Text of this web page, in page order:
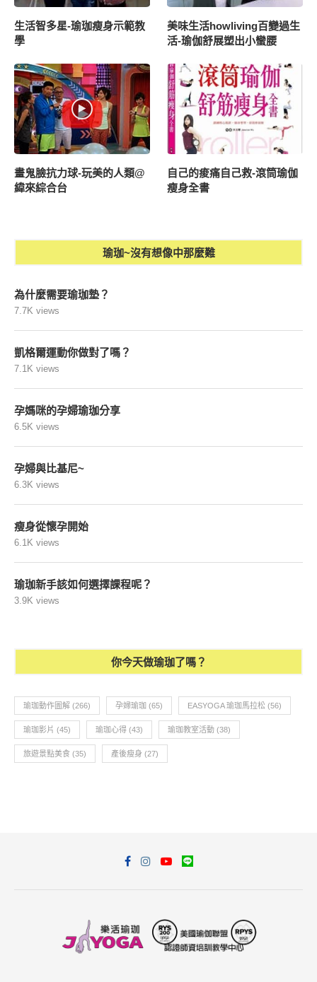
生活智多星-瑜珈瘦身示範教
學
美味生活howliving百變過生
活-瑜伽舒展塑出小蠻腰
畫鬼臉抗力球-玩美的人類@
緯來綜合台
自己的痠痛自己救-滾筒瑜伽
瘦身全書
瑜珈~沒有想像中那麼難
為什麼需要瑜珈墊？
7.7K views
凱格爾運動你做對了嗎？
7.1K views
孕媽咪的孕婦瑜珈分享
6.5K views
孕婦與比基尼~
6.3K views
瘦身從懷孕開始
6.1K views
瑜珈新手該如何選擇課程呢？
3.9K views
你今天做瑜珈了嗎？
瑜珈動作圖解 (266) 孕婦瑜珈 (65) EASYOGA 瑜珈馬拉松 (56)
瑜珈影片 (45) 瑜珈心得 (43) 瑜珈教室活動 (38)
旅遊景點美食 (35) 產後瘦身 (27)